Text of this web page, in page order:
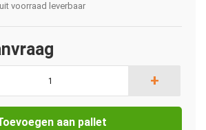
voorraad leverbaar
+
aan pallet